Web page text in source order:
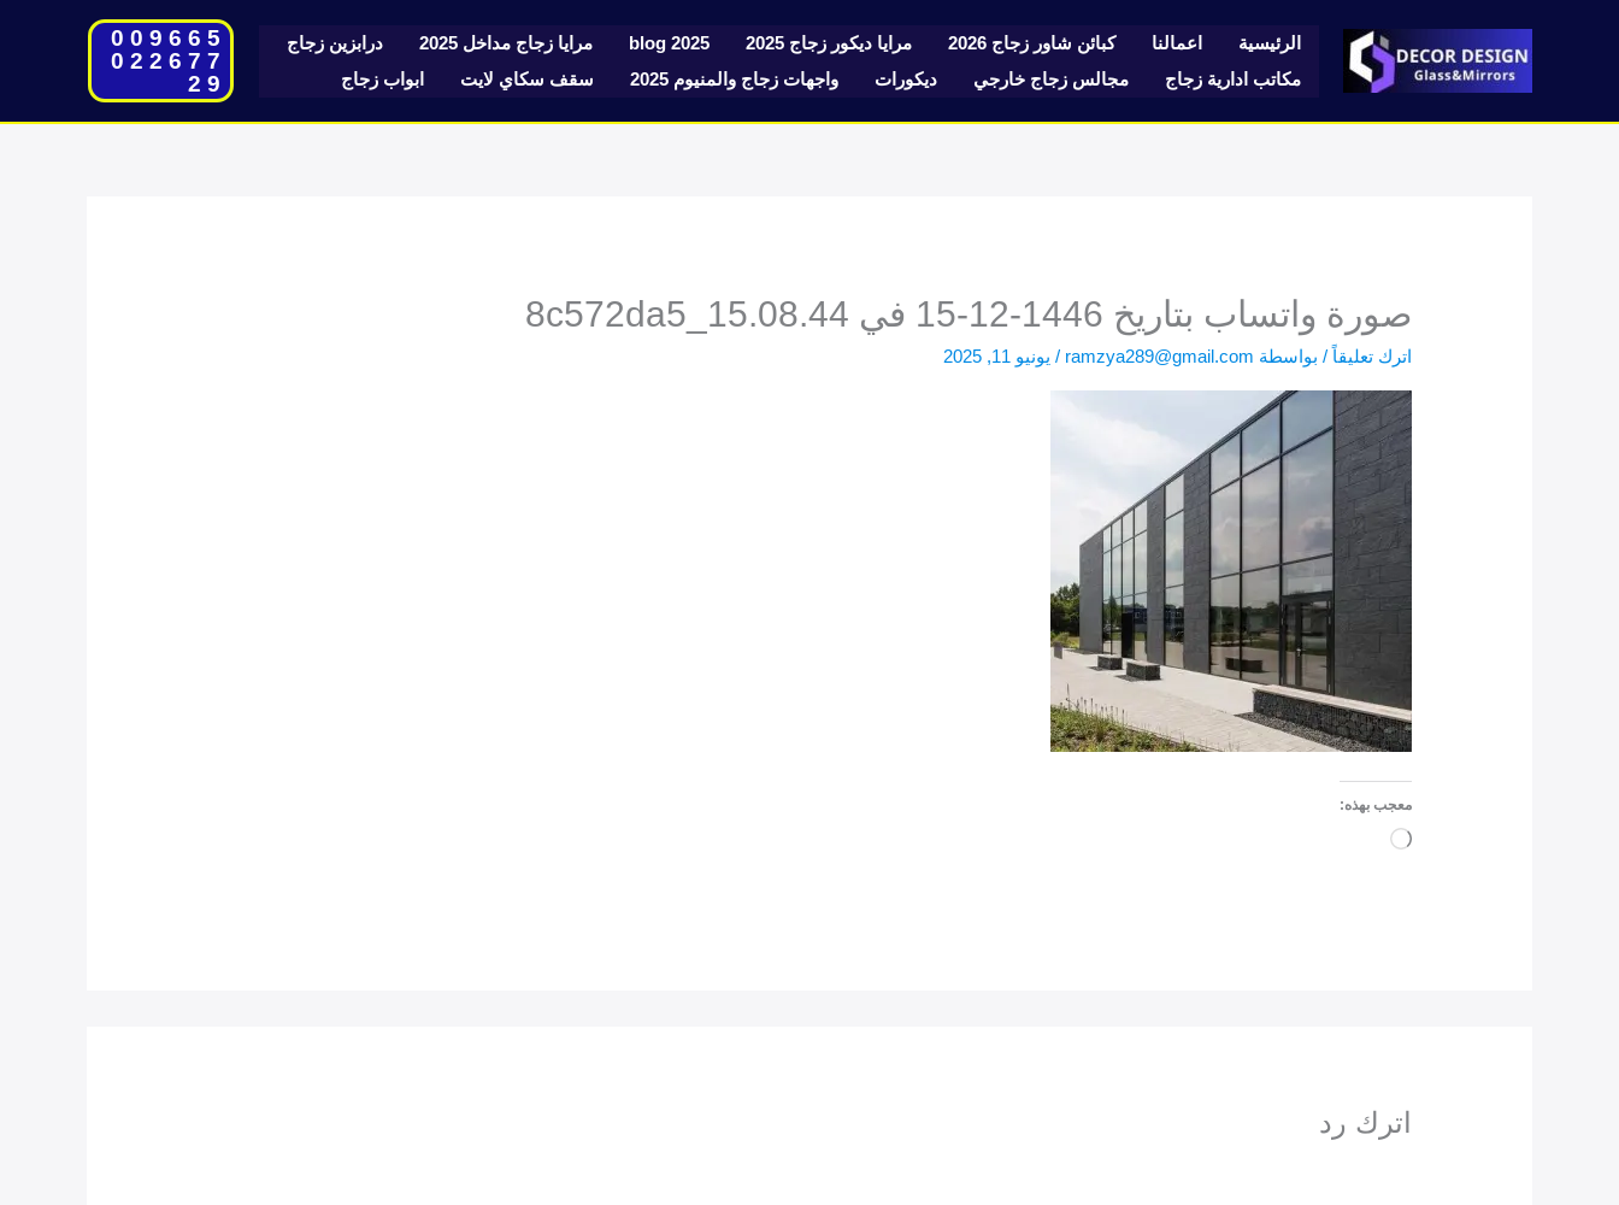
الرئيسية اعمالنا كبائن شاور زجاج 2026 مرايا ديكور زجاج 2025 blog 2025 مرايا زجاج مداخل 2025
درابزين زجاج
مكاتب ادارية زجاج
مجالس زجاج خارجي ديكورات واجهات زجاج والمنيوم 2025 سقف سكاي لايت ابواب زجاج
009665
022677
29
صورة واتساب بتاريخ 1446-12-15 في 15.08.44_8c572da5
اترك تعليقاً / بواسطة ramzya289@gmail.com
/ يونيو 11, 2025
معجب بهذه:
جاري
اترك رد